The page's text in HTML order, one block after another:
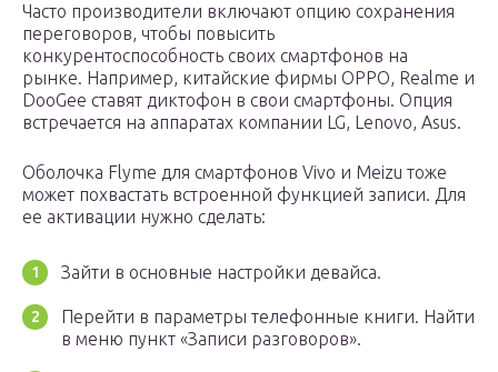
Часто производители включают опцию сохранения
переговоров, чтобы повысить
конкурентоспособность своих смартфонов на
рынке. Например, китайские фирмы OPPO, Realme и
DooGee ставят диктофон в свои смартфоны. Опция
встречается на аппаратах компании LG, Lenovo, Asus.
Оболочка Flyme для смартфонов Vivo и Meizu тоже
может похвастать встроенной функцией записи. Для
ее активации нужно сделать:
Зайти в основные настройки девайса.
Перейти в параметры телефонные книги. Найти
в меню пункт «Записи разговоров».